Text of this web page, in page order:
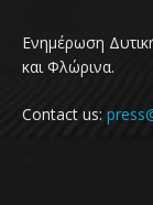
Ενημέρωση
και Φλώρινα.
Contact us: